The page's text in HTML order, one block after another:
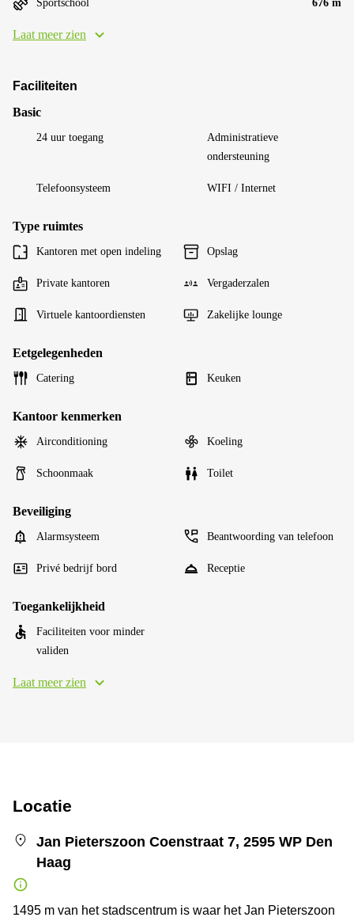
Sportschool 676 m
Laat meer zien
Faciliteiten
Basic
24 uur toegang
Administratieve
ondersteuning
Telefoonsysteem WIFI / Internet
Type ruimtes
Kantoren met open indeling Opslag
Private kantoren Vergaderzalen
Virtuele kantoordiensten Zakelijke lounge
Eetgelegenheden
Catering Keuken
Kantoor kenmerken
Airconditioning Koeling
Schoonmaak Toilet
Beveiliging
Alarmsysteem Beantwoording van telefoon
Privé bedrijf bord Receptie
Toegankelijkheid
Faciliteiten voor minder
validen
Laat meer zien
Locatie
Jan Pieterszoon Coenstraat 7, 2595 WP Den
Haag
1495 m van het stadscentrum is waar het Jan Pieterszoon